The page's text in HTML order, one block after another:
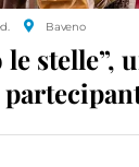
Baveno
stelle”,